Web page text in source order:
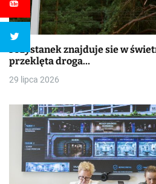
Przystanek znajduje sie w
przeklęta droga…
29 lipca 2026